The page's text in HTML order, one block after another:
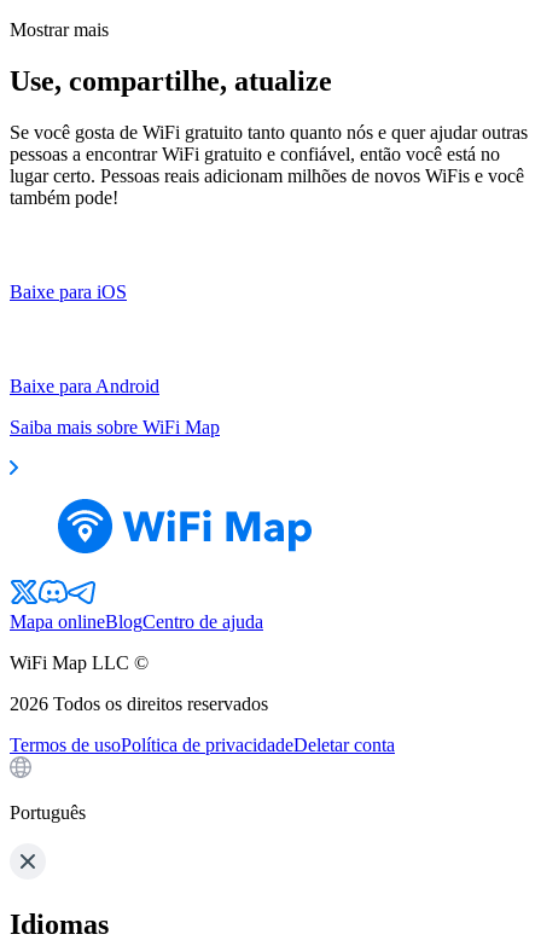
Mostrar mais
Use, compartilhe, atualize
Se você gosta de WiFi gratuito tanto quanto nós e quer ajudar outras
pessoas a encontrar WiFi gratuito e confiável, então você está no
lugar certo. Pessoas reais adicionam milhões de novos WiFis e você
também pode!
Baixe para iOS
Baixe para Android
Saiba mais sobre WiFi Map
Mapa onlineBlogCentro de ajuda
WiFi Map LLC ©
2026 Todos os direitos reservados
Termos de usoPolítica de privacidadeDeletar conta
Português
Idiomas